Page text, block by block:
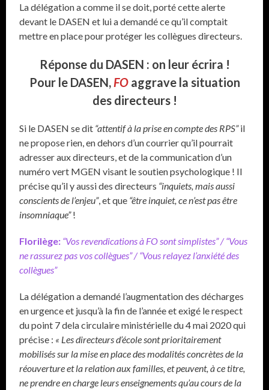
La délégation a comme il se doit, porté cette alerte
devant le DASEN et lui a demandé ce qu’il comptait
mettre en place pour protéger les collègues directeurs.
Réponse du DASEN : on leur écrira !
Pour le DASEN, FOaggrave la situation
des directeurs !
Si le DASEN se dit “attentif à la prise en compte des RPS”il
ne propose rien, en dehors d’un courrier qu’il pourrait
adresser aux directeurs, et de la communication d’un
numéro vert MGEN visant le soutien psychologique ! Il
précise qu’il y aussi des directeurs “inquiets, mais aussi
conscients de l’enjeu”, et que “être inquiet, ce n’est pas être
insomniaque”!
Florilège: “Vos revendications à FO sont simplistes” / “Vous
ne rassurez pas vos collègues” / “Vous relayez l’anxiété des
collègues”
La délégation a demandé l’augmentation des décharges
en urgence et jusqu’à la fin de l’année et exigé le respect
du point 7 dela circulaire ministérielle du 4 mai 2020 qui
précise : « Les directeurs d’école sont prioritairement
mobilisés sur la mise en place des modalités concrètes de la
réouverture et la relation aux familles, et peuvent, à ce titre,
ne prendre en charge leurs enseignements qu’au cours de la